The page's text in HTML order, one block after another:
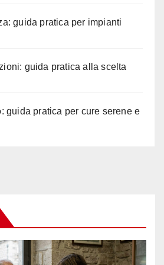
guida pratica per impianti
guida pratica alla scelta
guida pratica per cure serene e